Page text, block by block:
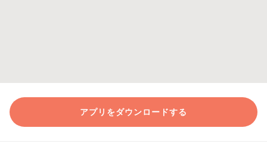
アプリをダウンロードする